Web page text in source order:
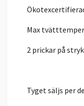
Max
2 prickar på
Tyget säljs per